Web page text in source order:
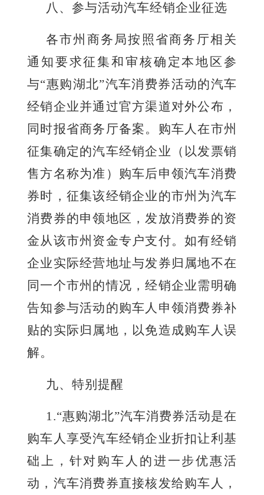
八 、参与活动汽车经销企业征选
各市州商务局按照省商务厅相关
通知要求征集和审核确定本地区参
与“惠购湖北”汽车消费券活动的汽车
经销企业并通过官方渠道对外公布，
同时报省商务厅备案。购车人在市州
征集确定的汽车经销企业（以发票销
售方名称为准）购车后申领汽车消费
券时，征集该经销企业的市州为汽车
消费券的申领地区，发放消费券的资
金从该市州资金专户支付。如有经销
企业实际经营地址与发券归属地不在
同一个市州的情况，经销企业需明确
告知参与活动的购车人申领消费券补
贴的实际归属地，以免造成购车人误
解。
九、特别提醒
1.“惠购湖北”汽车消费券活动是在
购车人享受汽车经销企业折扣让利基
础上，针对购车人的进一步优惠活
动，汽车消费券直接核发给购车人，